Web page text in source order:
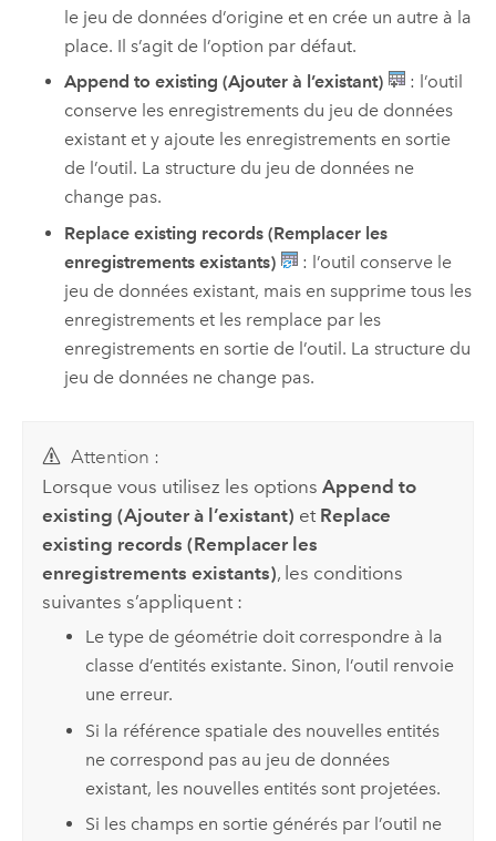
le jeu de données d’origine et en crée un autre à la
place. Il s’agit de l’option par défaut.
Append to existing (Ajouter à l’existant)
: l’outil
conserve les enregistrements du jeu de données
existant et y ajoute les enregistrements en sortie
de l’outil. La structure du jeu de données ne
change pas.
Replace existing records (Remplacer les
enregistrements existants)
: l’outil conserve le
jeu de données existant, mais en supprime tous les
enregistrements et les remplace par les
enregistrements en sortie de l’outil. La structure du
jeu de données ne change pas.
Attention :
Lorsque vous utilisez les optionsAppend to
existing (Ajouter à l’existant) et Replace
existing records (Remplacer les
enregistrements existants), les conditions
suivantes s’appliquent :
Le type de géométrie doit correspondre à la
classe d’entités existante. Sinon, l’outil renvoie
une erreur.
Si la référence spatiale des nouvelles entités
ne correspond pas au jeu de données
existant, les nouvelles entités sont projetées.
Si les champs en sortie générés par l’outil ne